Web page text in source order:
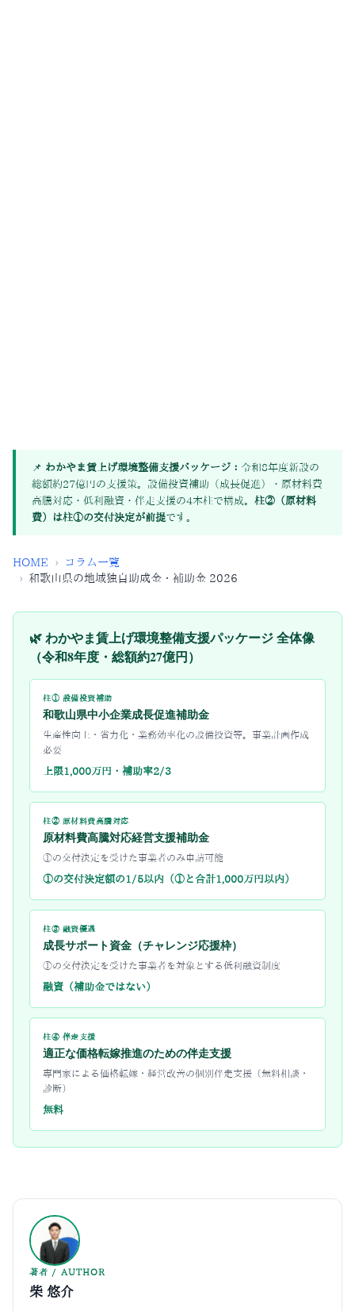
📌 わかやま賃上げ環境整備支援パッケージ： 令和8年度新設の
総額約27億円の支援策。設備投資補助（成長促進）・原材料費
高騰対応・低利融資・伴走支援の4本柱で構成。 柱②（原材料
費）は柱①の交付決定が前提です。
HOME ›
コラム一覧
›
和歌山県の地域独自助成金・補助金 2026
🌿 わかやま賃上げ環境整備支援パッケージ 全体像
（令和8年度・総額約27億円）
柱① 設備投資補助
和歌山県中小企業成長促進補助金
生産性向上・省力化・業務効率化の設備投資等。事業計画作成
必要
上限1,000万円・補助率2/3
柱② 原材料費高騰対応
原材料費高騰対応経営支援補助金
①の交付決定を受けた事業者のみ申請可能
①の交付決定額の1/5以内（①と合計1,000万円以内）
柱③ 融資優遇
成長サポート資金（チャレンジ応援枠）
①の交付決定を受けた事業者を対象とする低利融資制度
融資（補助金ではない）
柱④ 伴走支援
適正な価格転嫁推進のための伴走支援
専門家による価格転嫁・経営改善の個別伴走支援（無料相談・
診断）
無料
著者 / AUTHOR
柴 悠介